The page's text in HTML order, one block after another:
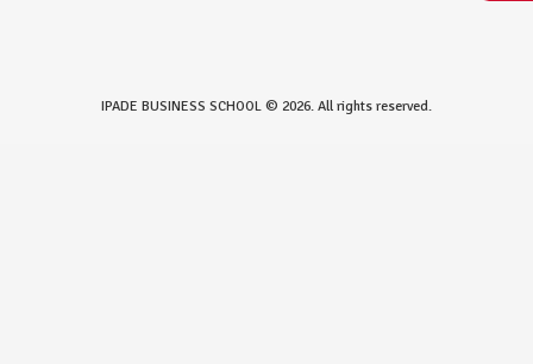
IPADE BUSINESS SCHOOL © 2026. All rights reserved.